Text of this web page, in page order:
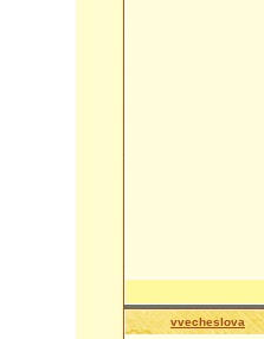
vvecheslova